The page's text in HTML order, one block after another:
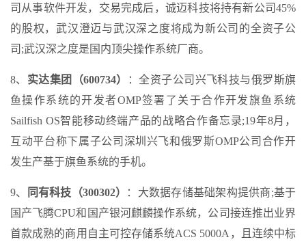
司从事软件开发，交易完成后，诚迈科技将持有新公司45%
的股权，武汉澄迈与武汉深之度将成为新公司的全资子公
司;武汉深之度是国内顶尖操作系统厂商。
8、 实达集团（600734）
：全资子公司兴飞科技与俄罗斯旗
鱼操作系统的开发者OMP签署了关于合作开发旗鱼系统
Sailfish OS智能移动终端产品的战略合作备忘录;19年8月，
互动平台称下属子公司深圳兴飞和俄罗斯OMP公司合作开
发生产基于旗鱼系统的手机。
9、 同有科技（300302）
：大数据存储基础架构提供商;基于
国产飞腾CPU和国产银河麒麟操作系统，公司接连推出业界
首款成熟的商用自主可控存储系统ACS 5000A，且连续中标